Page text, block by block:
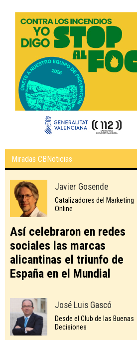
Miradas CBNoticias
Javier Gosende
Catalizadores del Marketing
Online
Así celebraron en redes
sociales las marcas
alicantinas el triunfo de
España en el Mundial
José Luis Gascó
Desde el Club de las Buenas
Decisiones